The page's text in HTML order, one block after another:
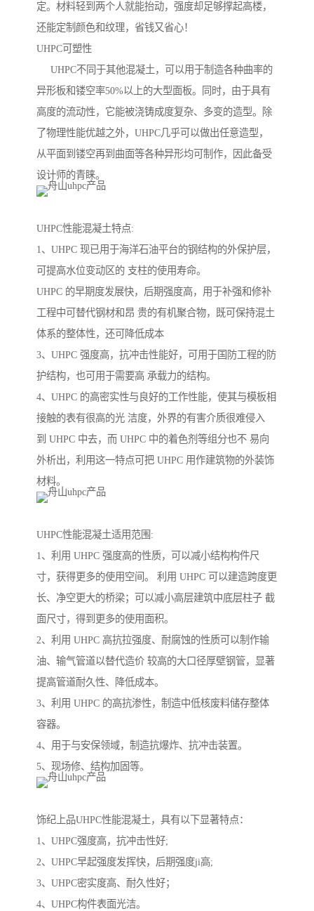
定。材料轻到两个人就能抬动，强度却足够撑起高楼，
还能定制颜色和纹理，省钱又省心！
UHPC可塑性
UHPC不同于其他混凝土，可以用于制造各种曲率的
异形板和镂空率50%以上的大型面板。同时，由于具有
高度的流动性，它能被浇铸成度复杂、多变的造型。除
了物理性能优越之外，UHPC几乎可以做出任意造型，
从平面到镂空再到曲面等各种异形均可制作，因此备受
设计师的青睐。
UHPC性能混凝土特点:
1、UHPC 现已用于海洋石油平台的钢结构的外保护层，
可提高水位变动区的 支柱的使用寿命。
UHPC 的早期度发展快，后期强度高，用于补强和修补
工程中可替代钢材和昂 贵的有机聚合物，既可保持混土
体系的整体性，还可降低成本
3、UHPC 强度高，抗冲击性能好，可用于国防工程的防
护结构，也可用于需要高 承载力的结构。
4、UHPC 的高密实性与良好的工作性能，使其与模板相
接触的表有很高的光 洁度，外界的有害介质很难侵入
到 UHPC 中去，而 UHPC 中的着色剂等组分也不 易向
外析出，利用这一特点可把 UHPC 用作建筑物的外装饰
材料。
UHPC性能混凝土适用范围:
1、利用 UHPC 强度高的性质，可以减小结构构件尺
寸，获得更多的使用空间。 利用 UHPC 可以建造跨度更
长、净空更大的桥梁；可以减小高层建筑中底层柱子 截
面尺寸，得到更多的使用面积。
2、利用 UHPC 高抗拉强度、耐腐蚀的性质可以制作输
油、输气管道以替代造价 较高的大口径厚壁钢管，显著
提高管道耐久性、降低成本。
3、利用 UHPC 的高抗渗性，制造中低核废料储存整体
容器。
4、用于与安保领域，制造抗爆炸、抗冲击装置。
5、现场修、结构加固等。
饰纪上品UHPC性能混凝土，具有以下显著特点：
1、UHPC强度高，抗冲击性好;
2、UHPC早起强度发挥快，后期强度ji高;
3、UHPC密实度高、耐久性好；
4、UHPC构件表面光洁。